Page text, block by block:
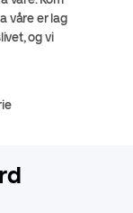
våre er lag
og vi